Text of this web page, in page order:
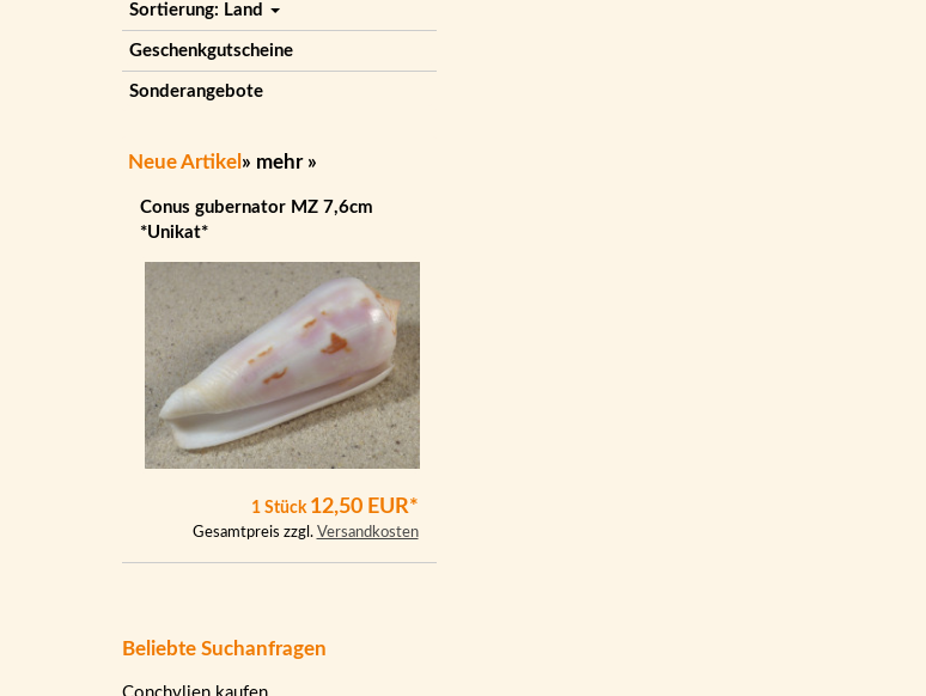
Sortierung: Land
Geschenkgutscheine
Sonderangebote
Neue Artikel » mehr »
Conus gubernator MZ 7,6cm
*Unikat*
1 Stück 12,50 EUR*
Gesamtpreis zzgl. Versandkosten
Beliebte Suchanfragen